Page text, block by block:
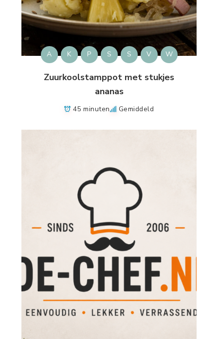
A K P S S V W
Zuurkoolstamppot met stukjes
ananas
45 minuten Gemiddeld